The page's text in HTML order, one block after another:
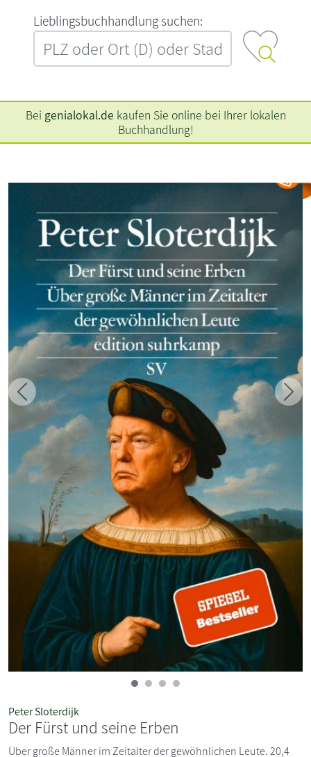
L‍i‍e‍b‍l‍i‍n‍g‍s‍b‍u‍c‍h‍h‍a‍n‍d‍l‍u‍n‍g‍ ‍s‍u‍c‍h‍e‍n‍:‍
Bei genialokal.de kaufen Sie online bei Ihrer lokalen
Buchhandlung!
Zurück
Peter Sloterdijk
Der Fürst und seine Erben
Über große Männer im Zeitalter der gewöhnlichen Leute. 20,4